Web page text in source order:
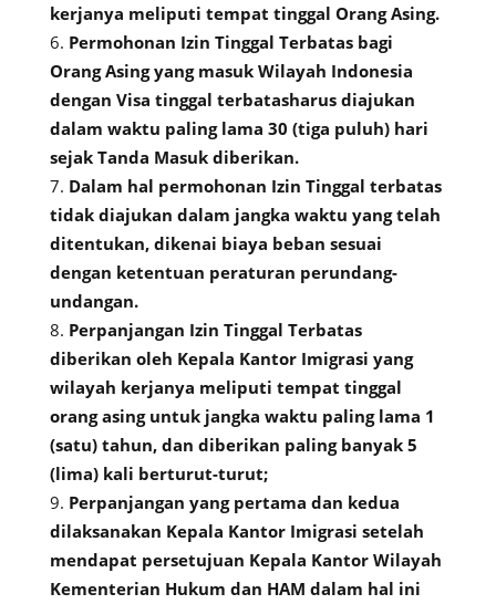
kerjanya meliputi tempat tinggal Orang Asing.
Permohonan Izin Tinggal Terbatas bagi
Orang Asing yang masuk Wilayah Indonesia
dengan Visa tinggal terbatasharus diajukan
dalam waktu paling lama 30 (tiga puluh) hari
sejak Tanda Masuk diberikan.
Dalam hal permohonan Izin Tinggal terbatas
tidak diajukan dalam jangka waktu yang telah
ditentukan, dikenai biaya beban sesuai
dengan ketentuan peraturan perundang-
undangan.
Perpanjangan Izin Tinggal Terbatas
diberikan oleh Kepala Kantor Imigrasi yang
wilayah kerjanya meliputi tempat tinggal
orang asing untuk jangka waktu paling lama 1
(satu) tahun, dan diberikan paling banyak 5
(lima) kali berturut-turut;
Perpanjangan yang pertama dan kedua
dilaksanakan Kepala Kantor Imigrasi setelah
mendapat persetujuan Kepala Kantor Wilayah
Kementerian Hukum dan HAM dalam hal ini